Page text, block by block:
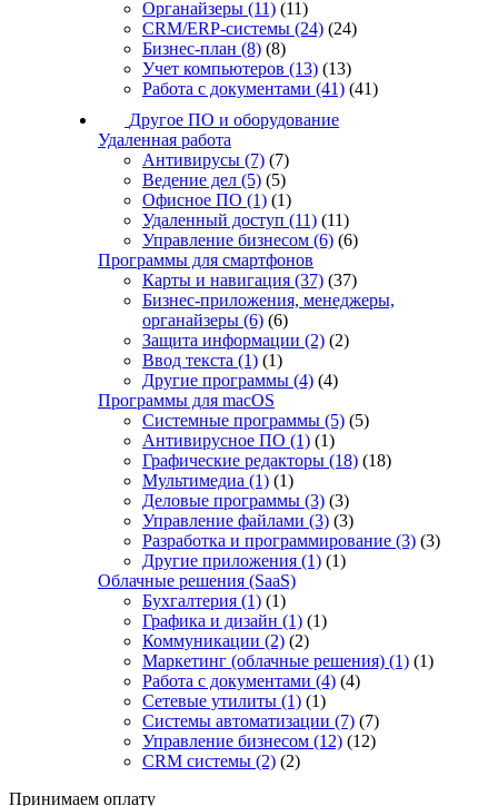
Органайзеры (11) (11)
CRM/ERP-системы (24) (24)
Бизнес-план (8) (8)
Учет компьютеров (13) (13)
Работа с документами (41) (41)
Другое ПО и оборудование
Удаленная работа
Антивирусы (7) (7)
Ведение дел (5) (5)
Офисное ПО (1) (1)
Удаленный доступ (11) (11)
Управление бизнесом (6) (6)
Программы для смартфонов
Карты и навигация (37) (37)
Бизнес-приложения, менеджеры,
органайзеры (6) (6)
Защита информации (2) (2)
Ввод текста (1) (1)
Другие программы (4) (4)
Программы для macOS
Системные программы (5) (5)
Антивирусное ПО (1) (1)
Графические редакторы (18) (18)
Мультимедиа (1) (1)
Деловые программы (3) (3)
Управление файлами (3) (3)
Разработка и программирование (3) (3)
Другие приложения (1) (1)
Облачные решения (SaaS)
Бухгалтерия (1) (1)
Графика и дизайн (1) (1)
Коммуникации (2) (2)
Маркетинг (облачные решения) (1) (1)
Работа с документами (4) (4)
Сетевые утилиты (1) (1)
Системы автоматизации (7) (7)
Управление бизнесом (12) (12)
CRM системы (2) (2)
Принимаем оплату